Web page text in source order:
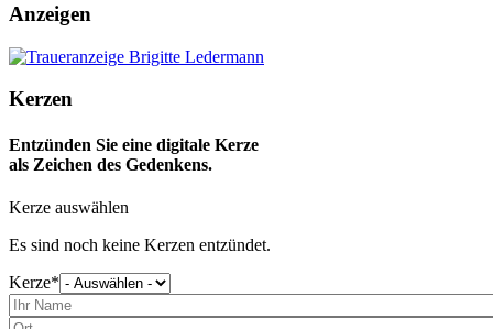
Anzeigen
Kerzen
Entzünden Sie eine digitale Kerze
als Zeichen des Gedenkens.
Kerze auswählen
Es sind noch keine Kerzen entzündet.
Kerze
wählen
Sie